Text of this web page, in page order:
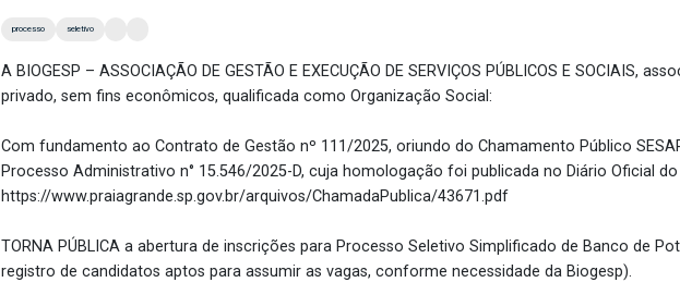
processo seletivo
A BIOGESP – ASSOCIAÇÃO DE GESTÃO E EXECUÇÃO DE SERVIÇOS PÚBLICOS E SOCIAIS,
privado, sem fins econômicos, qualificada como Organização Social:
Com fundamento ao Contrato de Gestão nº 111/2025, oriundo do Chamamento Público
Processo Administrativo n° 15.546/2025-D, cuja homologação foi publicada no Diário Oficial
https://www.praiagrande.sp.gov.br/arquivos/ChamadaPublica/43671.pdf
TORNA PÚBLICA a abertura de inscrições para Processo Seletivo Simplificado de Banco de
registro de candidatos aptos para assumir as vagas, conforme necessidade da Biogesp).